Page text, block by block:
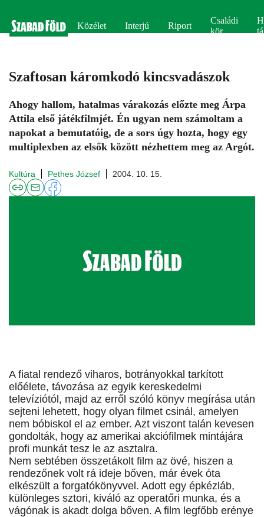
Közélet Interjú Riport
Családi
kör
Szaftosan káromkodó kincsvadászok
Ahogy hallom, hatalmas várakozás előzte meg Árpa
Attila első játékfilmjét. Én ugyan nem számoltam a
napokat a bemutatóig, de a sors úgy hozta, hogy egy
multiplexben az elsők között nézhettem meg az Argót.
Kultúra Pethes József 2004. 10. 15.
A fiatal rendező viharos, botrányokkal tarkított
előélete, távozása az egyik kereskedelmi
televíziótól, majd az erről szóló könyv megírása után
sejteni lehetett, hogy olyan filmet csinál, amelyen
nem bóbiskol el az ember. Azt viszont talán kevesen
gondolták, hogy az amerikai akciófilmek mintájára
profi munkát tesz le az asztalra.
Nem sebtében összetákolt film az övé, hiszen a
rendezőnek volt rá ideje bőven, már évek óta
elkészült a forgatókönyvvel. Adott egy épkézláb,
különleges sztori, kiváló az operatőri munka, és a
vágónak is akadt dolga bőven. A film legfőbb erénye